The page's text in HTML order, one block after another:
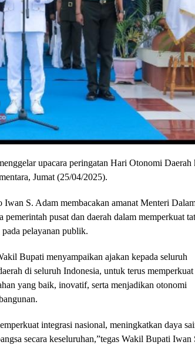
upacara peringatan Hari Otonomi Daerah
Jumat (25/04/2025).
S. Adam membacakan amanat Menteri
pusat dan daerah dalam memperkuat
pelayanan publik.
Bupati menyampaikan ajakan kepada seluruh
di seluruh Indonesia, untuk terus memperkuat
yang baik, inovatif, serta menjadikan otonomi
integrasi nasional, meningkatkan daya
secara keseluruhan,”tegas Wakil Bupati Iwan